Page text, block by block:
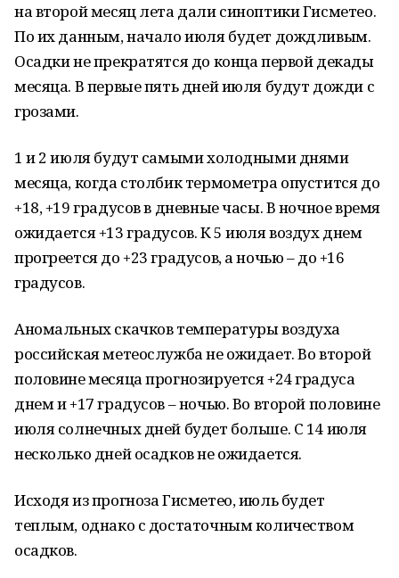
на второй месяц лета дали синоптики Гисметео.
По их данным, начало июля будет дождливым.
Осадки не прекратятся до конца первой декады
месяца. В первые пять дней июля будут дожди с
грозами.
1 и 2 июля будут самыми холодными днями
месяца, когда столбик термометра опустится до
+18, +19 градусов в дневные часы. В ночное время
ожидается +13 градусов. К 5 июля воздух днем
прогреется до +23 градусов, а ночью – до +16
градусов.
Аномальных скачков температуры воздуха
российская метеослужба не ожидает. Во второй
половине месяца прогнозируется +24 градуса
днем и +17 градусов – ночью. Во второй половине
июля солнечных дней будет больше. С 14 июля
несколько дней осадков не ожидается.
Исходя из прогноза Гисметео, июль будет
теплым, однако с достаточным количеством
осадков.